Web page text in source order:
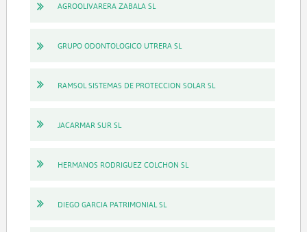
AGROOLIVARERA ZABALA SL
GRUPO ODONTOLOGICO UTRERA SL
RAMSOL SISTEMAS DE PROTECCION SOLAR SL
JACARMAR SUR SL
HERMANOS RODRIGUEZ COLCHON SL
DIEGO GARCIA PATRIMONIAL SL